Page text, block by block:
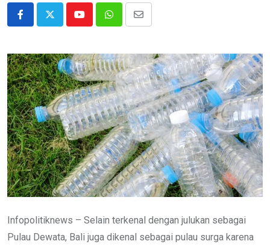
YoutubeWhatsappShare
Email
Infopolitiknews – Selain terkenal dengan julukan sebagai
Pulau Dewata, Bali juga dikenal sebagai pulau surga karena